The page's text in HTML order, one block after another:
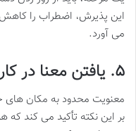
این پذیرش، اضطراب را کاهش
می آورد.
۵. یافتن معنا در کارهای روزمره
معنویت محدود به مکان
بر این نکته تأکید می کند که